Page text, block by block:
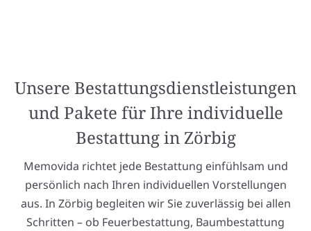
Unsere Bestattungsdienstleistungen
und Pakete für Ihre individuelle
Bestattung in Zörbig
Memovida richtet jede Bestattung einfühlsam und
persönlich nach Ihren individuellen Vorstellungen
aus. In Zörbig begleiten wir Sie zuverlässig bei allen
Schritten – ob Feuerbestattung, Baumbestattung